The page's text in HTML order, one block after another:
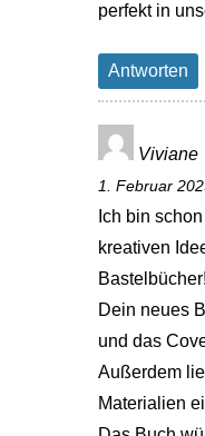
perfekt in
Antworten
Viviane
1. Februar
Ich bin
kreativen
Bastelbücher!
Dein neues
und das
Außerdem
Materialien